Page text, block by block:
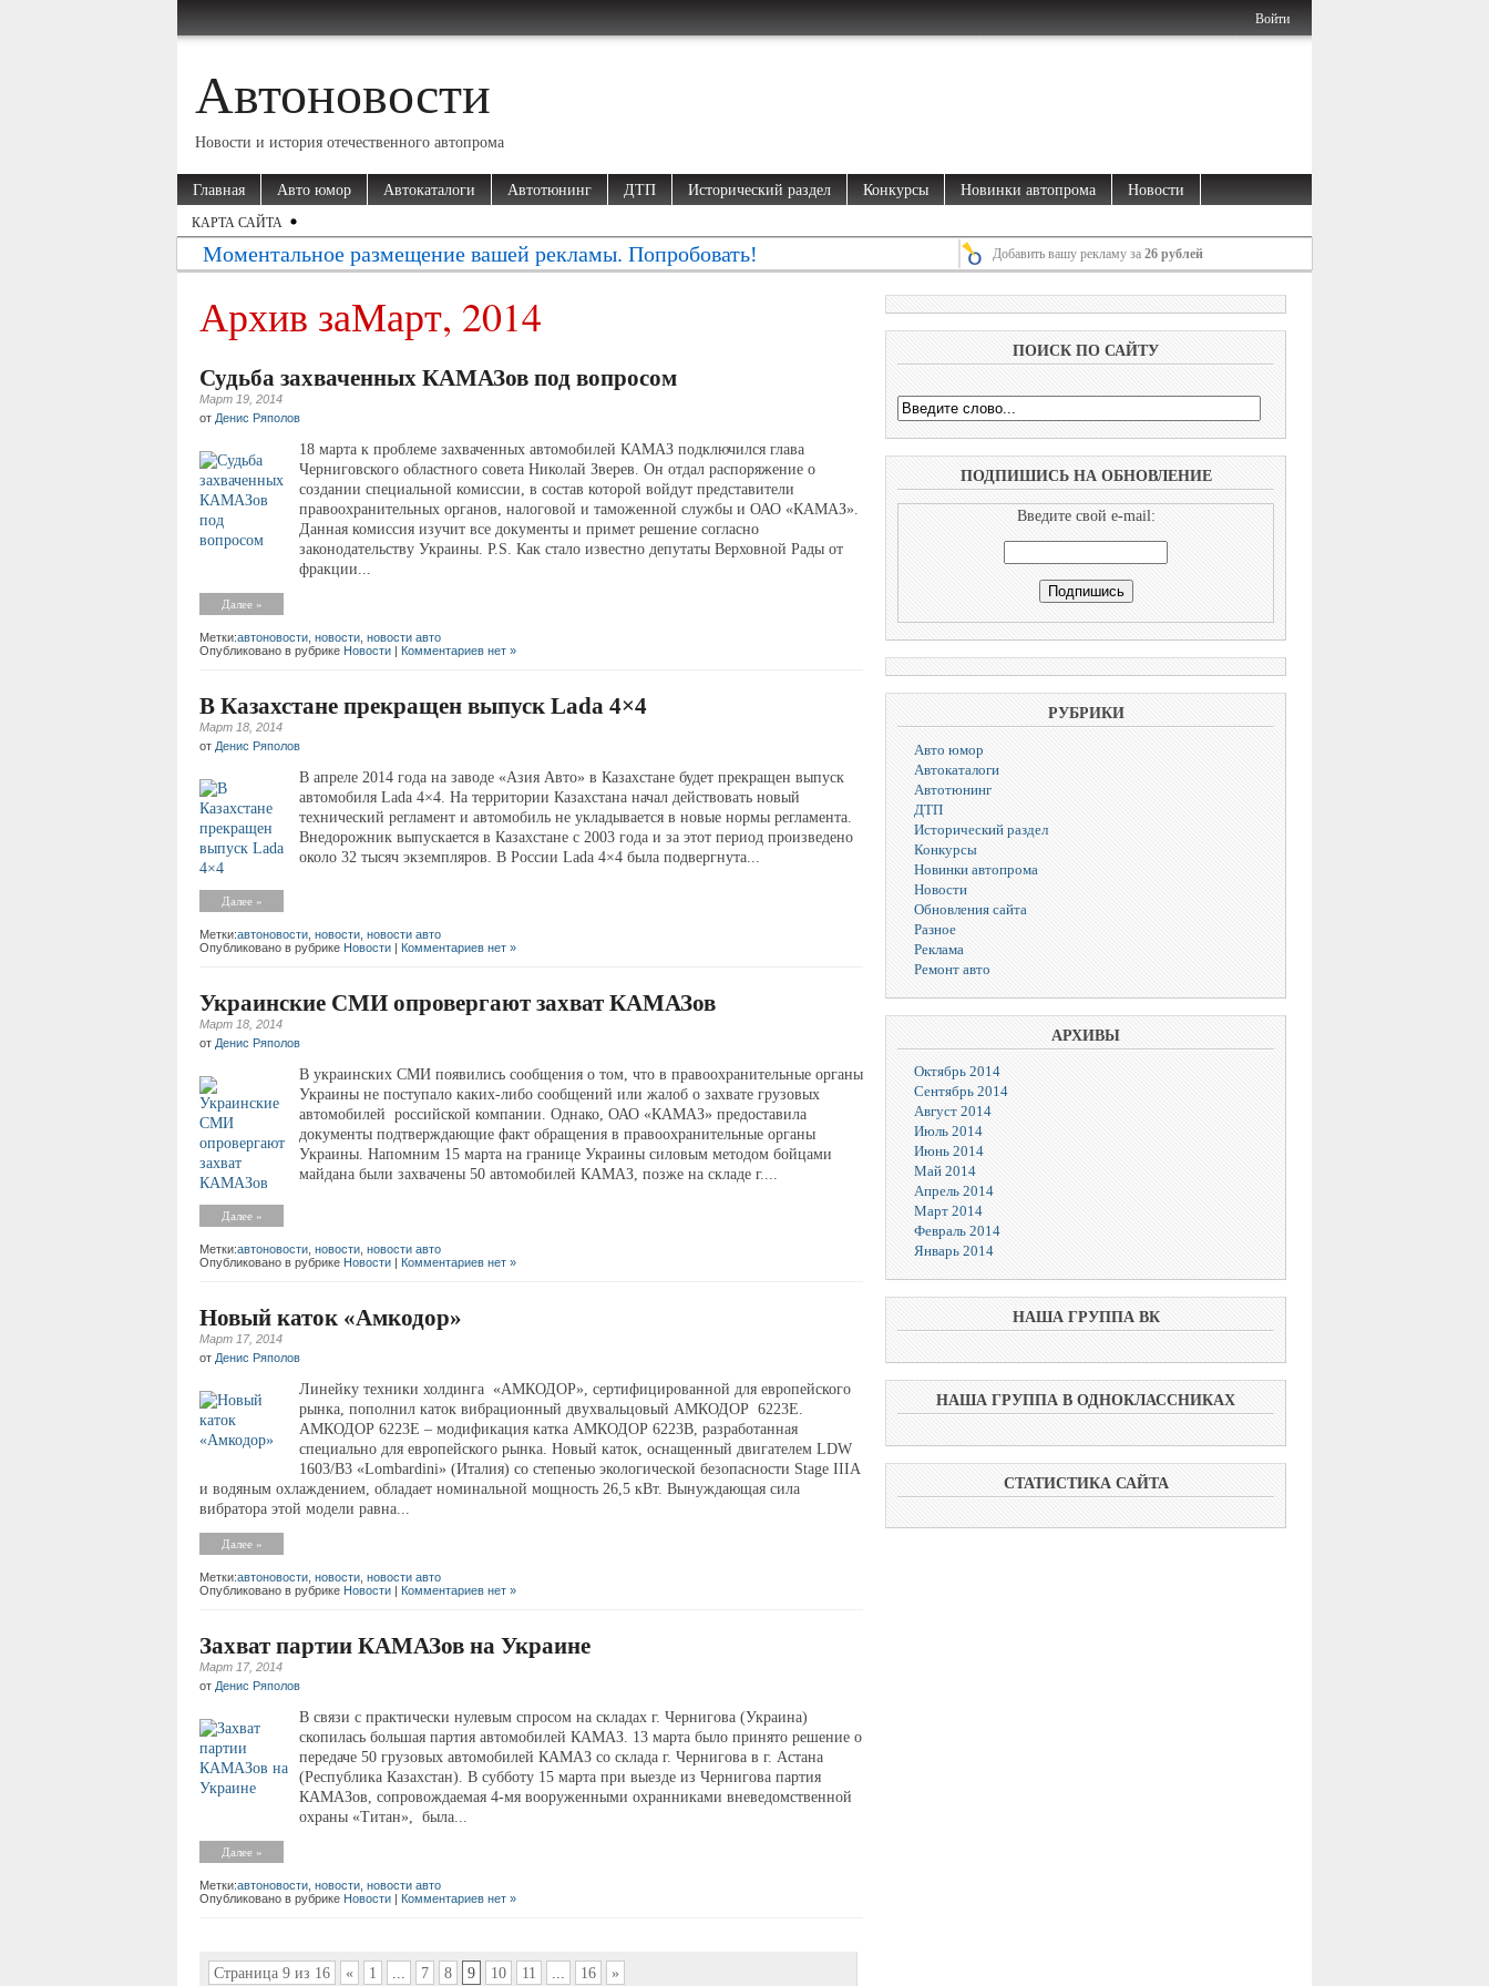
Войти
Автоновости
Новости и история отечественного автопрома
Главная Авто юмор Автокаталоги Автотюнинг ДТП Исторический раздел Конкурсы Новинки автопрома Новости
КАРТА САЙТА
Моментальное размещение вашей рекламы. Попробовать! Добавить вашу рекламу за26 рублей
Архив заМарт, 2014
Судьба захваченных КАМАЗов под вопросом
Март 19, 2014
от Денис Ряполов
18 марта к проблеме захваченных автомобилей КАМАЗ подключился глава
Черниговского областного совета Николай Зверев. Он отдал распоряжение о
создании специальной комиссии, в состав которой войдут представители
правоохранительных органов, налоговой и таможенной службы и ОАО «КАМАЗ».
Данная комиссия изучит все документы и примет решение согласно
законодательству Украины. P.S. Как стало известно депутаты Верховной Рады от
фракции...
Далее »
Метки:автоновости новости новости авто
Опубликовано в рубрике Новости | Комментариев нет »
В Казахстане прекращен выпуск Lada 4×4
Март 18, 2014
от Денис Ряполов
В апреле 2014 года на заводе «Азия Авто» в Казахстане будет прекращен выпуск
автомобиля Lada 4×4. На территории Казахстана начал действовать новый
технический регламент и автомобиль не укладывается в новые нормы регламента.
Внедорожник выпускается в Казахстане с 2003 года и за этот период произведено
около 32 тысяч экземпляров. В России Lada 4×4 была подвергнута...
Далее »
Метки:автоновости новости новости авто
Опубликовано в рубрике Новости | Комментариев нет »
Украинские СМИ опровергают захват КАМАЗов
Март 18, 2014
от Денис Ряполов
В украинских СМИ появились сообщения о том, что в правоохранительные органы
Украины не поступало каких-либо сообщений или жалоб о захвате грузовых
автомобилей российской компании. Однако, ОАО «КАМАЗ» предоставила
документы подтверждающие факт обращения в правоохранительные органы
Украины. Напомним 15 марта на границе Украины силовым методом бойцами
майдана были захвачены 50 автомобилей КАМАЗ, позже на складе г....
Далее »
Метки:автоновости новости новости авто
Опубликовано в рубрике Новости | Комментариев нет »
Новый каток «Амкодор»
Март 17, 2014
от Денис Ряполов
Линейку техники холдинга «АМКОДОР», сертифицированной для европейского
рынка, пополнил каток вибрационный двухвальцовый АМКОДОР 6223Е.
АМКОДОР 6223Е – модификация катка АМКОДОР 6223В, разработанная
специально для европейского рынка. Новый каток, оснащенный двигателем LDW
1603/B3 «Lоmbardini» (Италия) со степенью экологической безопасности Stage IIIA
и водяным охлаждением, обладает номинальной мощность 26,5 кВт. Вынуждающая сила
вибратора этой модели равна...
Далее »
Метки:автоновости новости новости авто
Опубликовано в рубрике Новости | Комментариев нет »
Захват партии КАМАЗов на Украине
Март 17, 2014
от Денис Ряполов
В связи с практически нулевым спросом на складах г. Чернигова (Украина)
скопилась большая партия автомобилей КАМАЗ. 13 марта было принято решение о
передаче 50 грузовых автомобилей КАМАЗ со склада г. Чернигова в г. Астана
(Республика Казахстан). В субботу 15 марта при выезде из Чернигова партия
КАМАЗов, сопровождаемая 4-мя вооруженными охранниками вневедомственной
охраны «Титан», была...
Далее »
Метки:автоновости новости новости авто
Опубликовано в рубрике Новости | Комментариев нет »
Страница 9 из 16 « 1 7 8 9 10 11 16 »
ПОИСК ПО САЙТУ
ПОДПИШИСЬ НА ОБНОВЛЕНИЕ
Введите свой e-mail:
РУБРИКИ
Авто юмор
Автокаталоги
Автотюнинг
ДТП
Исторический раздел
Конкурсы
Новинки автопрома
Новости
Обновления сайта
Разное
Реклама
Ремонт авто
АРХИВЫ
Октябрь 2014
Сентябрь 2014
Август 2014
Июль 2014
Июнь 2014
Май 2014
Апрель 2014
Март 2014
Февраль 2014
Январь 2014
НАША ГРУППА ВК
НАША ГРУППА В ОДНОКЛАССНИКАХ
СТАТИСТИКА САЙТА